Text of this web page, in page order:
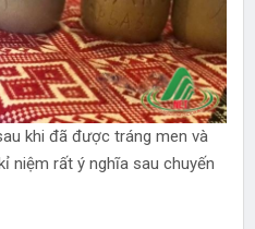
khi đã được tráng men và
niệm rất ý nghĩa sau chuyến